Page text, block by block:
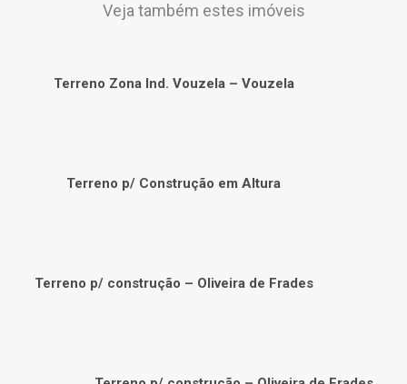
Veja também estes imóveis
Terreno Zona Ind. Vouzela – Vouzela
Terreno p/ Construção em Altura
Terreno p/ construção – Oliveira de Frades